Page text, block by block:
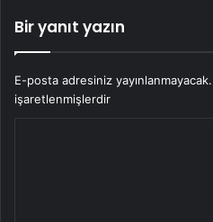
Bir yanıt yazın
E-posta adresiniz yayınlanmayacak.
işaretlenmişlerdir